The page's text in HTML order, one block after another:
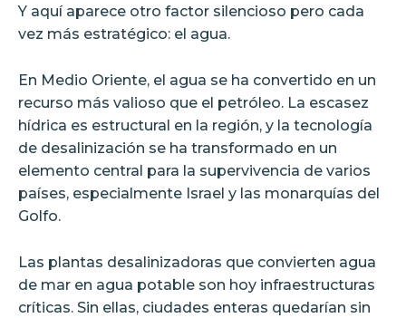
Y aquí aparece otro factor silencioso pero cada
vez más estratégico: el agua.
En Medio Oriente, el agua se ha convertido en un
recurso más valioso que el petróleo. La escasez
hídrica es estructural en la región, y la tecnología
de desalinización se ha transformado en un
elemento central para la supervivencia de varios
países, especialmente Israel y las monarquías del
Golfo.
Las plantas desalinizadoras que convierten agua
de mar en agua potable son hoy infraestructuras
críticas. Sin ellas, ciudades enteras quedarían sin